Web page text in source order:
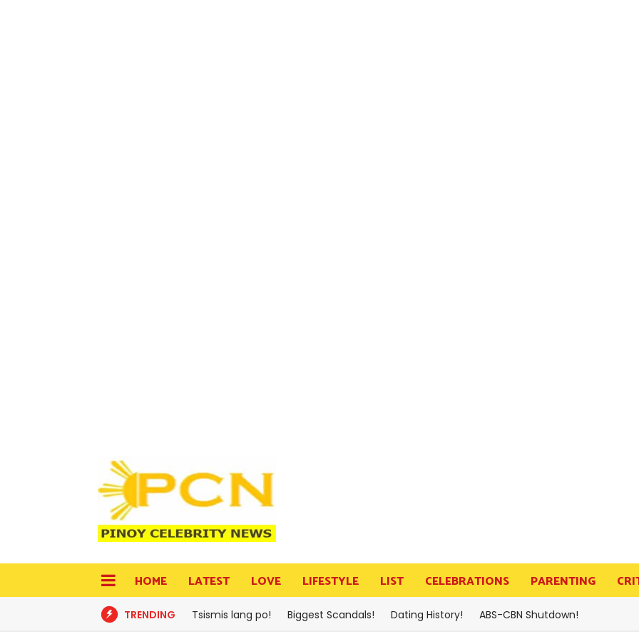
HOME LATEST LOVE LIFESTYLE LIST CELEBRATIONS PARENTING
TRENDING Tsismis lang po! Biggest Scandals! Dating History! ABS-CBN Shutdown!